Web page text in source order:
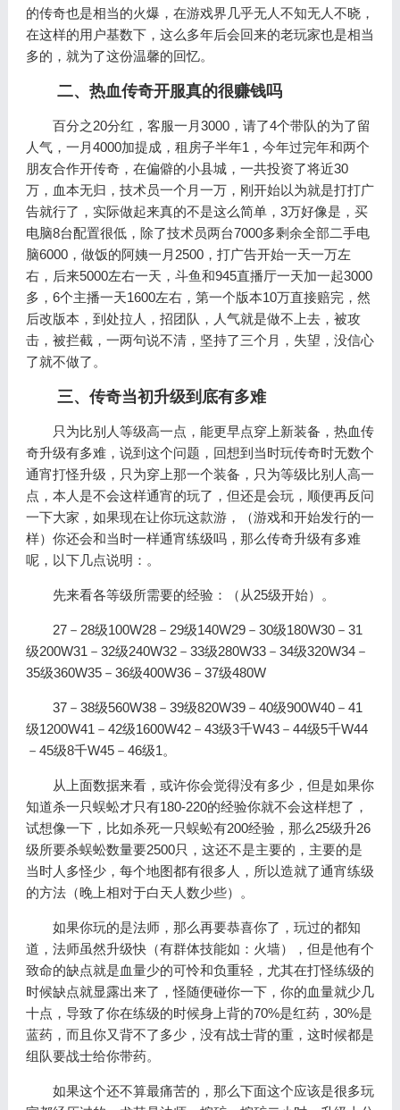
的传奇也是相当的火爆，在游戏界几乎无人不知无人不晓，
在这样的用户基数下，这么多年后会回来的老玩家也是相当
多的，就为了这份温馨的回忆。
二、热血传奇开服真的很赚钱吗
百分之20分红，客服一月3000，请了4个带队的为了留
人气，一月4000加提成，租房子半年1，今年过完年和两个
朋友合作开传奇，在偏僻的小县城，一共投资了将近30
万，血本无归，技术员一个月一万，刚开始以为就是打打广
告就行了，实际做起来真的不是这么简单，3万好像是，买
电脑8台配置很低，除了技术员两台7000多剩余全部二手电
脑6000，做饭的阿姨一月2500，打广告开始一天一万左
右，后来5000左右一天，斗鱼和945直播厅一天加一起3000
多，6个主播一天1600左右，第一个版本10万直接赔完，然
后改版本，到处拉人，招团队，人气就是做不上去，被攻
击，被拦截，一两句说不清，坚持了三个月，失望，没信心
了就不做了。
三、传奇当初升级到底有多难
只为比别人等级高一点，能更早点穿上新装备，热血传
奇升级有多难，说到这个问题，回想到当时玩传奇时无数个
通宵打怪升级，只为穿上那一个装备，只为等级比别人高一
点，本人是不会这样通宵的玩了，但还是会玩，顺便再反问
一下大家，如果现在让你玩这款游，（游戏和开始发行的一
样）你还会和当时一样通宵练级吗，那么传奇升级有多难
呢，以下几点说明：。
先来看各等级所需要的经验：（从25级开始）。
27－28级100W28－29级140W29－30级180W30－31
级200W31－32级240W32－33级280W33－34级320W34－
35级360W35－36级400W36－37级480W
37－38级560W38－39级820W39－40级900W40－41
级1200W41－42级1600W42－43级3千W43－44级5千W44
－45级8千W45－46级1。
从上面数据来看，或许你会觉得没有多少，但是如果你
知道杀一只蜈蚣才只有180-220的经验你就不会这样想了，
试想像一下，比如杀死一只蜈蚣有200经验，那么25级升26
级所要杀蜈蚣数量要2500只，这还不是主要的，主要的是
当时人多怪少，每个地图都有很多人，所以造就了通宵练级
的方法（晚上相对于白天人数少些）。
如果你玩的是法师，那么再要恭喜你了，玩过的都知
道，法师虽然升级快（有群体技能如：火墙），但是他有个
致命的缺点就是血量少的可怜和负重轻，尤其在打怪练级的
时候缺点就显露出来了，怪随便碰你一下，你的血量就少几
十点，导致了你在练级的时候身上背的70%是红药，30%是
蓝药，而且你又背不了多少，没有战士背的重，这时候都是
组队要战士给你带药。
如果这个还不算最痛苦的，那么下面这个应该是很多玩